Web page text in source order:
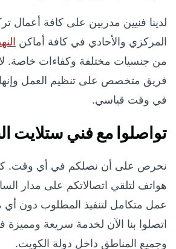
لدينا فنيين مدربين على كافة أعمال
المركزي والأحادي في كافة أماكن
من جنسيات مختلفة وكفاءات خاصة.
فريق متخصص على تنظيم العمل
في وقت قياسي.
تواصلوا مع فني ستلايت
نحرص على أن نصلكم في أي وقت. كما
هواتف لتلقي اتصالاتكم على مدار
عمل متكامل لتنفيذ المطلوب دون
اتصلوا بنا الآن لخدمة سريعة ومميزة
وجميع المناطق داخل دولة الكويت.